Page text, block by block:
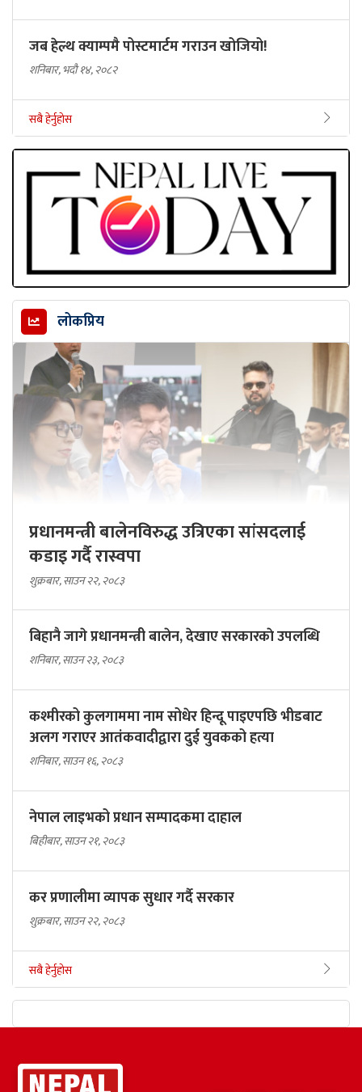
जब हेल्थ क्याम्पमै पोस्टमार्टम गराउन खोजियो!
शनिबार, भदौ १४, २०८२
सबै हेर्नुहोस
लोकप्रिय
प्रधानमन्त्री बालेनविरुद्ध उत्रिएका सांसदलाई
कडाइ गर्दै रास्वपा
शुक्रबार, साउन २२, २०८३
बिहानै जागे प्रधानमन्त्री बालेन, देखाए सरकारकाे उपलब्धि
शनिबार, साउन २३, २०८३
कश्मीरको कुलगाममा नाम सोधेर हिन्दू पाइएपछि भीडबाट
अलग गराएर आतंकवादीद्वारा दुई युवकको हत्या
शनिबार, साउन १६, २०८३
नेपाल लाइभको प्रधान सम्पादकमा दाहाल
बिहीबार, साउन २१, २०८३
कर प्रणालीमा व्यापक सुधार गर्दै सरकार
शुक्रबार, साउन २२, २०८३
सबै हेर्नुहोस